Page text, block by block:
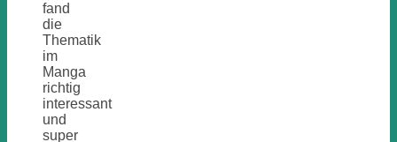
fand
die
Thematik
im
Manga
richtig
interessant
und
super